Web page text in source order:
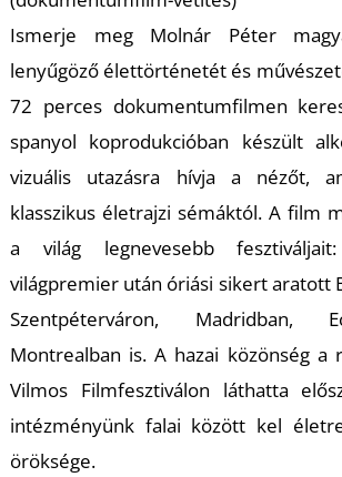
Ismerje meg Molnár Péter
lenyűgöző élettörténetét és
72 perces dokumentumfilmen
spanyol koprodukcióban készült
vizuális utazásra hívja a nézőt,
klasszikus életrajzi sémáktól. A film
a világ legnevesebb
világpremier után óriási sikert aratott
Szentpéterváron, Madridban,
Montrealban is. A hazai közönség a
Vilmos Filmfesztiválon láthatta
intézményünk falai között kel
öröksége.